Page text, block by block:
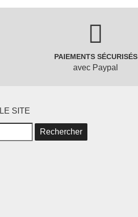
PAIEMENTS SÉCURISÉS
avec Paypal
SITE